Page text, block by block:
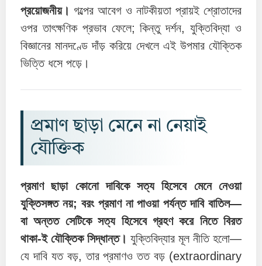
প্রয়োজনীয়। গল্পের আবেগ ও নাটকীয়তা প্রায়ই শ্রোতাদের
ওপর তাৎক্ষণিক প্রভাব ফেলে; কিন্তু দর্শন, যুক্তিবিদ্যা ও
বিজ্ঞানের মানদণ্ডে দাঁড় করিয়ে দেখলে এই উপমার যৌক্তিক
ভিত্তি ধসে পড়ে।
প্রমাণ ছাড়া মেনে না নেয়াই
যৌক্তিক
প্রমাণ ছাড়া কোনো দাবিকে সত্য হিসেবে মেনে নেওয়া
যুক্তিসঙ্গত নয়; বরং প্রমাণ না পাওয়া পর্যন্ত দাবি বাতিল—
বা অন্তত সেটিকে সত্য হিসেবে গ্রহণ করে নিতে বিরত
থাকা-ই যৌক্তিক সিদ্ধান্ত। যুক্তিবিদ্যার মূল নীতি হলো—
যে দাবি যত বড়, তার প্রমাণও তত বড় (extraordinary